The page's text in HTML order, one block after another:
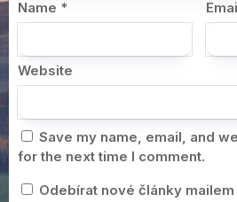
Name *
Website
Save my name, email, and
for the next time I comment.
Odebírat nové články mailem